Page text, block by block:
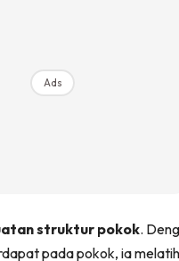
Ilham Impiana Inspirasi
Sembang Laman
Ads
struktur pokok.
pada pokok, ia